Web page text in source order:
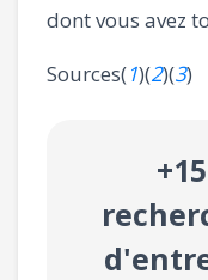
dont vous avez
Sources(1)(2)(3)